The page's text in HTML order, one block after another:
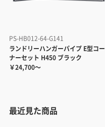
PS-HB012-64-G141
ランドリーハンガーパイプ E型コー
ナーセット H450 ブラック
￥24,700～
最近見た商品